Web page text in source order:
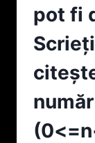
pot fi